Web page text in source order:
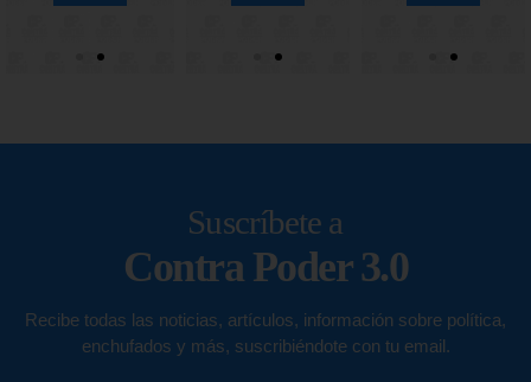
Suscríbete a
Contra Poder 3.0
Recibe todas las noticias, artículos, información sobre política,
enchufados y más, suscribiéndote con tu email.